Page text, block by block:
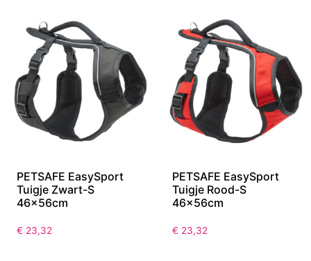
PETSAFE EasySport
Tuigje Zwart-S
46x56cm
€ 23,32
PETSAFE EasySport
Tuigje Rood-S
46x56cm
€ 23,32